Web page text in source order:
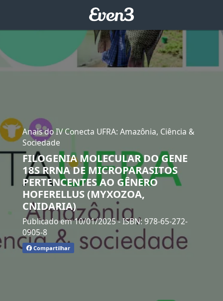
Anais do IV Conecta UFRA: Amazônia, Ciência &
Sociedade
FILOGENIA MOLECULAR DO GENE
18S RRNA DE MICROPARASITOS
PERTENCENTES AO GÊNERO
HOFERELLUS (MYXOZOA,
CNIDARIA)
Publicado em 10/01/2025- ISBN: 978-65-272-
0905-8
Compartilhar